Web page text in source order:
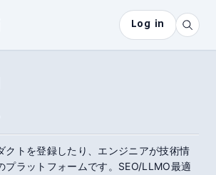
Log in
クトを登録したり、エンジニアが技術情
プラットフォームです。SEO/LLMO最適